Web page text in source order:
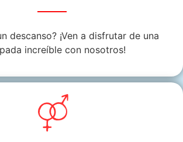
descanso? ¡Ven a disfrutar de una
increíble con nosotros!